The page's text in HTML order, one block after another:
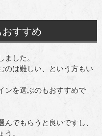
すすめ
した。
のは難しい、という方もい
ンを選ぶのもおすすめで
でもらうと良いですし、
。